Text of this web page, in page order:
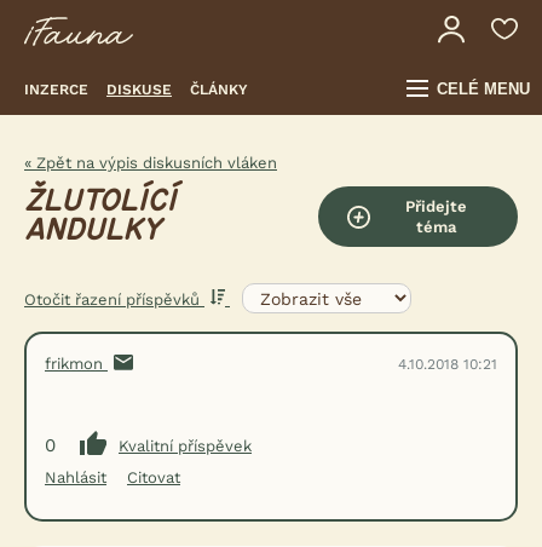
INZERCE DISKUSE ČLÁNKY CELÉ MENU
« Zpět na výpis diskusních vláken
ŽLUTOLÍCÍ
ANDULKY
Přidejte
téma
Otočit řazení příspěvků
frikmon 4.10.2018 10:21
0
Kvalitní příspěvek
Nahlásit
Citovat